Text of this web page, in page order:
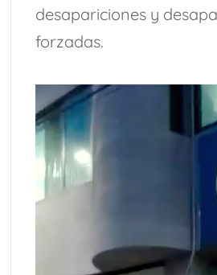
desapariciones y
forzadas.